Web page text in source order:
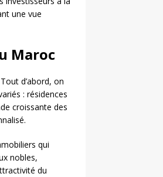
une vue
Maroc
d’abord, on
: résidences
croissante des
qui
nobles,
du